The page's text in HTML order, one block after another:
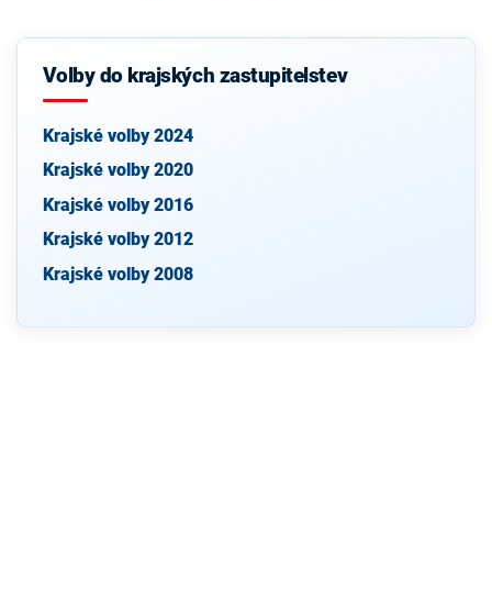
Volby do krajských zastupitelstev
Krajské volby 2024
Krajské volby 2020
Krajské volby 2016
Krajské volby 2012
Krajské volby 2008